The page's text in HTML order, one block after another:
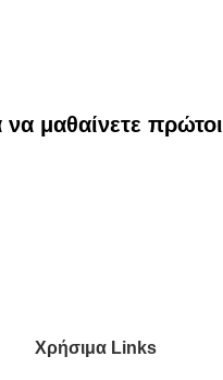
μαθαίνετε πρώτοι
Χρήσιμα Links